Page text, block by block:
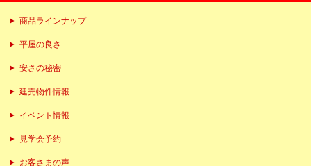
商品ラインナップ
平屋の良さ
安さの秘密
建売物件情報
イベント情報
見学会予約
お客さまの声